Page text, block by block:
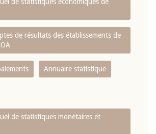
de résultats des établissements de
Annuaire statistique
de statistiques monétaires et